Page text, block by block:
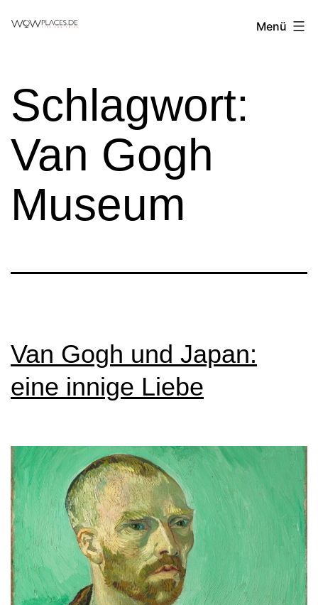
Reiseblog
Menü
Schlagwort:
Van Gogh
Museum
Van Gogh und Japan:
eine innige Liebe